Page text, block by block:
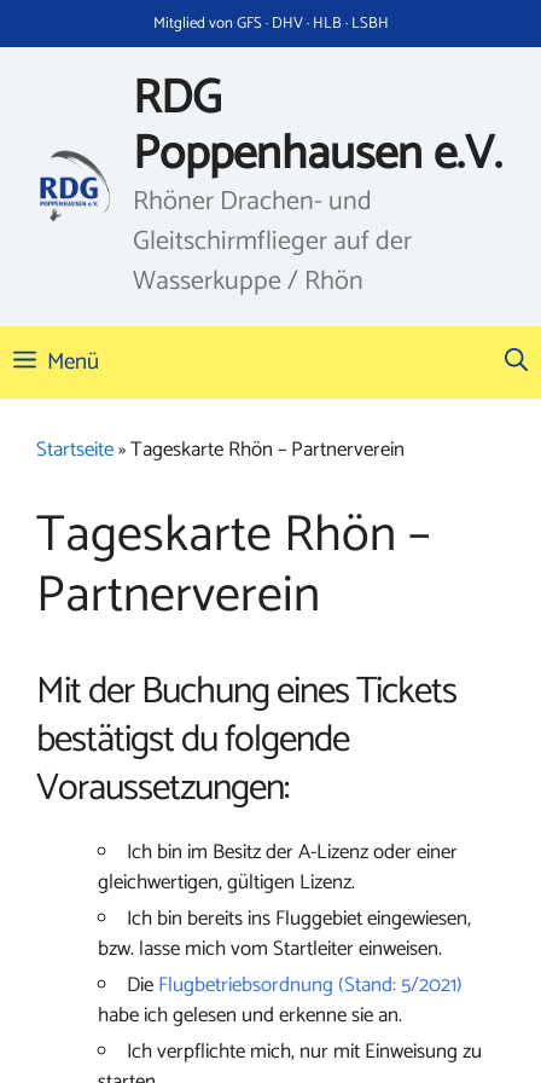
Inhalt
Mitglied von GFS · DHV · HLB · LSBH
RDG
Poppenhausen e.V.
Rhöner Drachen- und
Gleitschirmflieger auf der
Wasserkuppe / Rhön
Menü
Startseite»Tageskarte Rhön – Partnerverein
Tageskarte Rhön –
Partnerverein
Mit der Buchung eines Tickets
bestätigst du folgende
Voraussetzungen:
Ich bin im Besitz der A-Lizenz oder einer
gleichwertigen, gültigen Lizenz.
Ich bin bereits ins Fluggebiet eingewiesen,
bzw. lasse mich vom Startleiter einweisen.
DieFlugbetriebsordnung (Stand: 5/2021)
habe ich gelesen und erkenne sie an.
Ich verpflichte mich, nur mit Einweisung zu